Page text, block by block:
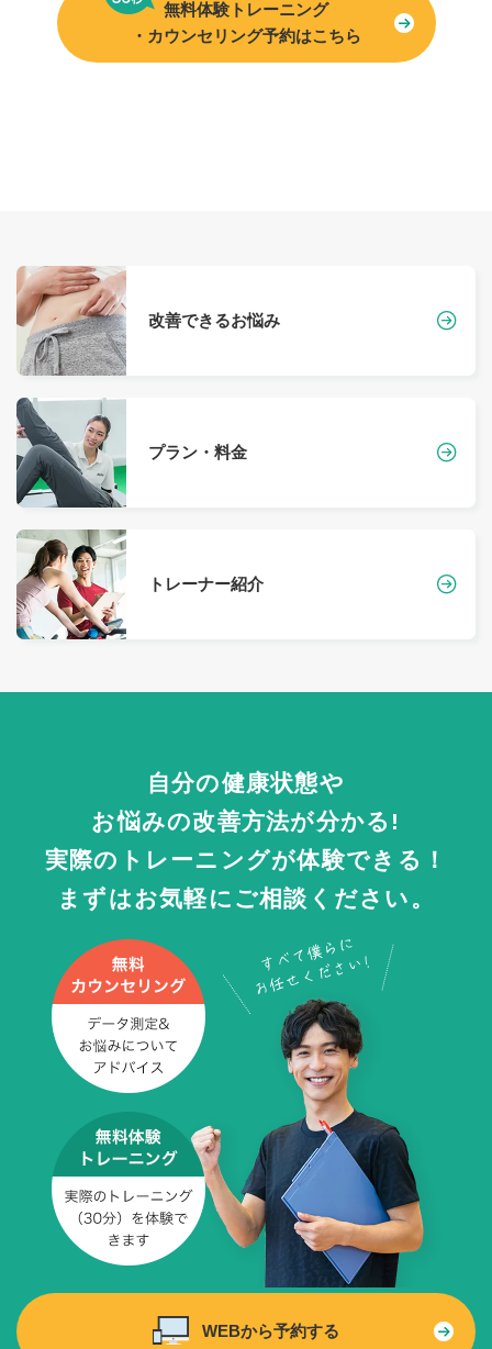
無料体験トレーニング
・カウンセリング予約はこちら
改善できるお悩み
プラン・料金
トレーナー紹介
自分の健康状態や
お悩みの改善方法が分かる!
実際のトレーニングが体験できる！
まずはお気軽にご相談ください。
WEBから予約する